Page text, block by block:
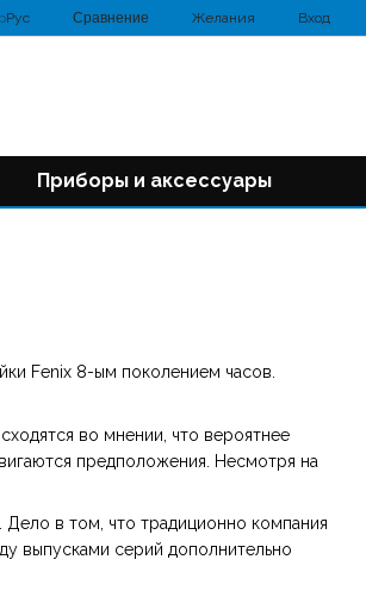
Рус Сравнение Желания Вход
Приборы и аксессуары
Fenix 8-ым поколением часов.
во мнении, что вероятнее
предположения. Несмотря на
Дело в том, что традиционно компания
выпусками серий дополнительно